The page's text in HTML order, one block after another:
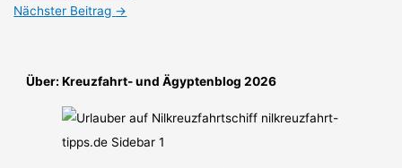
Nächster Beitrag →
Über: Kreuzfahrt- und Ägyptenblog 2026